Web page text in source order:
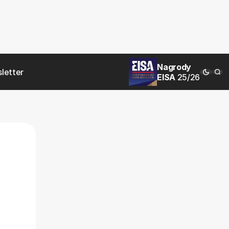
Nagrody
EISA 25/26